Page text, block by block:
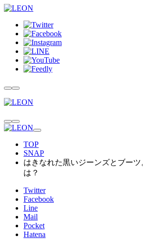
TOP
SNAP
はきなれた黒いジーンズとブー
は？
Twitter
Facebook
Line
Mail
Pocket
Hatena